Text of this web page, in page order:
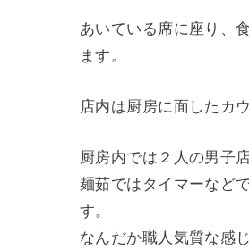
あいている席に座り、
ます。
店内は厨房に面したカ
厨房内では２人の男子
麺茹ではタイマーなど
す。
なんだか職人気質な感